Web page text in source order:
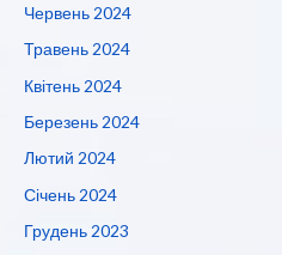
Червень 2024
Травень 2024
Квітень 2024
Березень 2024
Лютий 2024
Січень 2024
Грудень 2023